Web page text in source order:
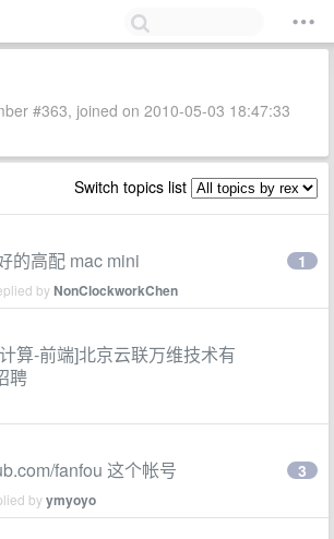
#363, joined on 2010-05-03 18:47:33
Switch topics list
的高配 mac mini
byNonClockworkChen
1
算-前端]北京云联万维技术有
聘
fanfou 这个帐号
byymyoyo
3